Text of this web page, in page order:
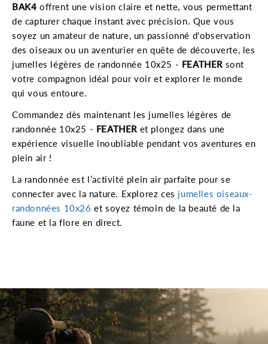
BAK4 offrent une vision claire et nette, vous permettant
de capturer chaque instant avec précision. Que vous
soyez un amateur de nature, un passionné d'observation
des oiseaux ou un aventurier en quête de découverte, les
jumelles légères de randonnée 10x25 - FEATHER sont
votre compagnon idéal pour voir et explorer le monde
qui vous entoure.
Commandez dès maintenant les jumelles légères de
randonnée 10x25 - FEATHER et plongez dans une
expérience visuelle inoubliable pendant vos aventures en
plein air !
La randonnée est l’activité plein air parfaite pour se
connecter avec la nature. Explorez ces jumelles oiseaux-
randonnées 10x26 et soyez témoin de la beauté de la
faune et la flore en direct.